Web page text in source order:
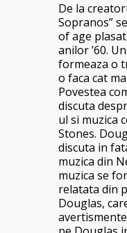
De la
Sopranos”
of age
anilor ’60.
formeaza o
o faca cat
Povestea
discuta
ul si muzica
Stones.
discuta in
muzica din
muzica se
relatata din
Douglas,